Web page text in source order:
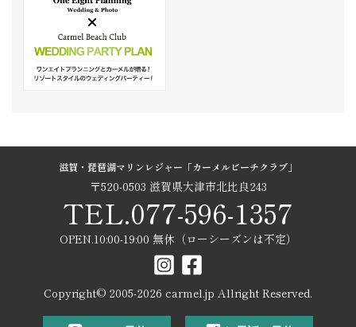
滋賀・琵琶湖マリンレジャー「カーメルビーチクラブ」
〒520-0503 滋賀県大津市北比良243
TEL.077-596-1357
OPEN.10:00-19:00 無休（ローシーズンは不定）
Copyright© 2005-2026 carmel.jp Allright Reserved.